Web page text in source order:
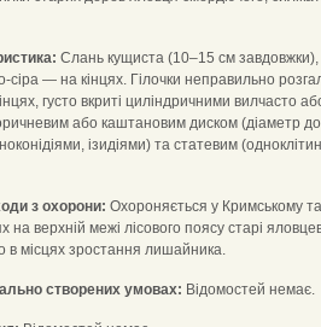
Слань кущиста (10–15 см завдовжки),
сіра — на кінцях. Гілочки неправильно
густо вкриті циліндричними вилчасто
або каштановим диском (діаметр
ізидіями) та статевим
з охорони: Охороняється у Кримському
на верхній межі лісового поясу старі
місцях зростання лишайника.
створених умовах: Відомостей немає.